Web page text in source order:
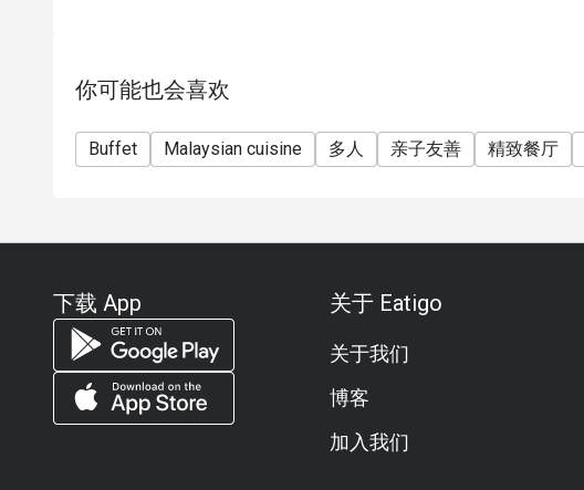
你可能也会喜欢
Buffet Malaysian cuisine 多人 亲子友善 精致餐厅
下载 App 关于 Eatigo
关于我们
博客
加入我们